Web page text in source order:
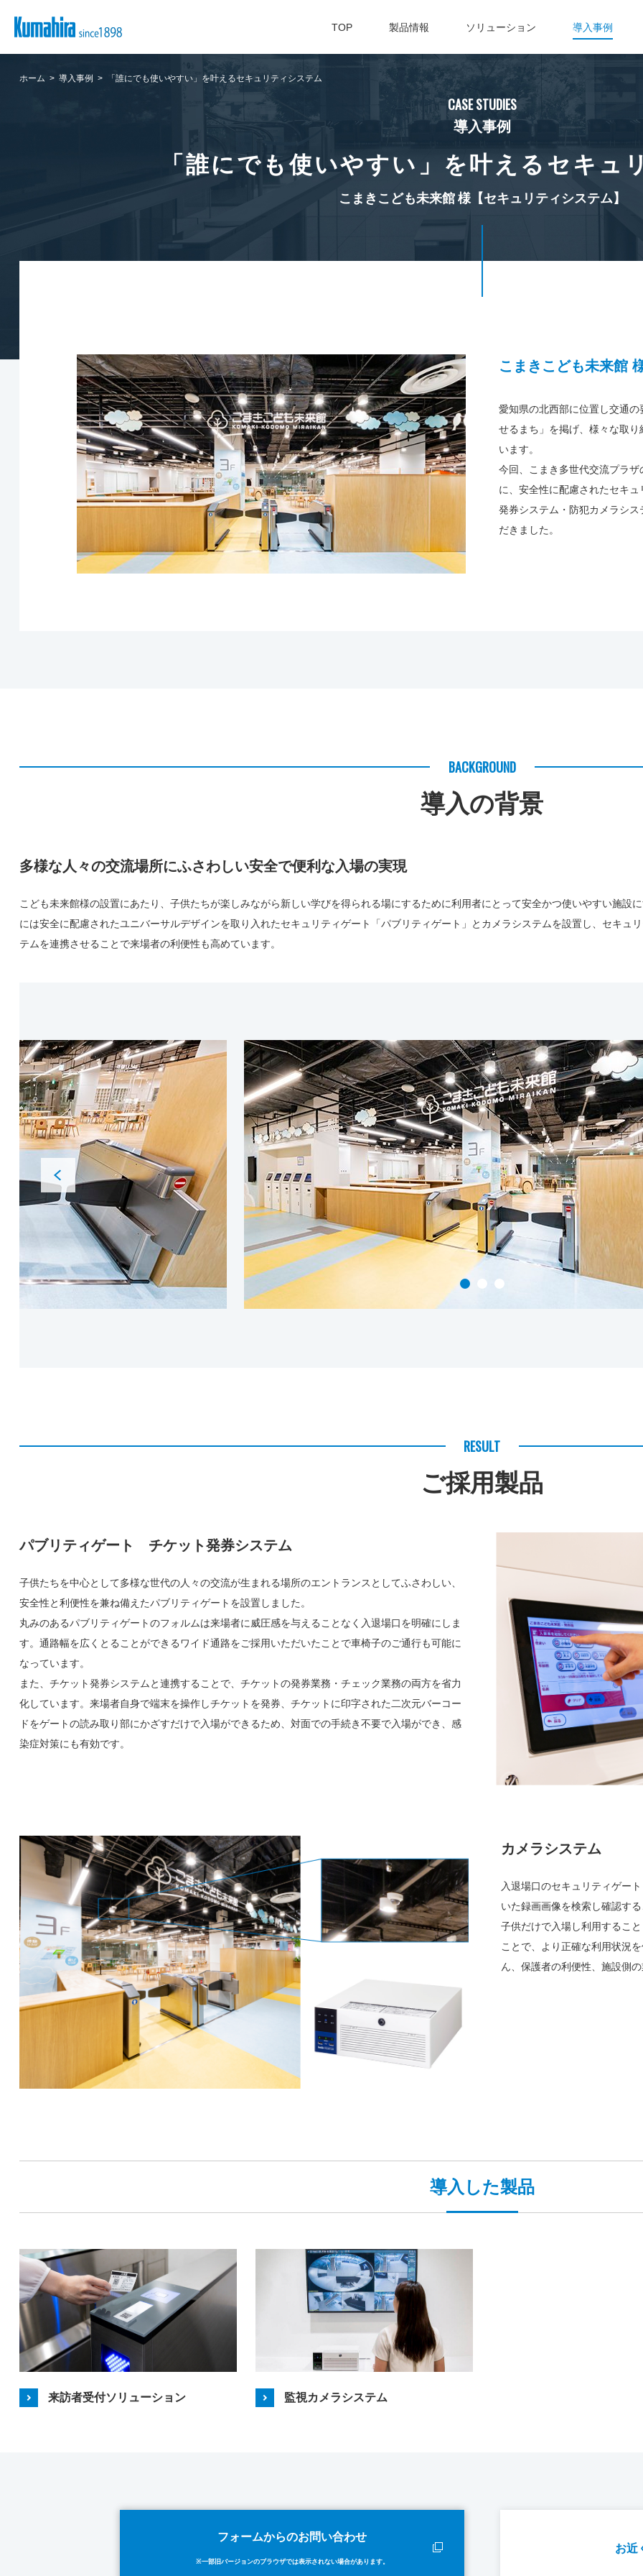
TOP 製品情報 ソリューション 導入事例
ホーム 導入事例 「誰にでも使いやすい」を叶えるセキュリティシステム
CASE STUDIES
導入事例
「誰にでも使いやすい」を叶えるセキュ
こまきこども未来館 様【セキュリティシステム】
こまきこども未来館
愛知県の北西部に位置し交通
せるまち」を掲げ、様々な取
います。
今回、こまき多世代交流プラ
に、安全性に配慮されたセキ
発券システム・防犯カメラシ
だきました。
BACKGROUND
導入の背景
多様な人々の交流場所にふさわしい安全で便利な入場の実現
こども未来館様の設置にあたり、子供たちが楽しみながら新しい学びを得られる場にするために利用者にとって安全かつ使いやすい施設
には安全に配慮されたユニバーサルデザインを取り入れたセキュリティゲート「パブリティゲート」とカメラシステムを設置し、セキュ
テムを連携させることで来場者の利便性も高めています。
Previous
1 2 3
RESULT
ご採用製品
パブリティゲート チケット発券システム
子供たちを中心として多様な世代の人々の交流が生まれる場所のエントランスとしてふさわしい、
安全性と利便性を兼ね備えたパブリティゲートを設置しました。
丸みのあるパブリティゲートのフォルムは来場者に威圧感を与えることなく入退場口を明確にしま
す。通路幅を広くとることができるワイド通路をご採用いただいたことで車椅子のご通行も可能に
なっています。
また、チケット発券システムと連携することで、チケットの発券業務・チェック業務の両方を省力
化しています。来場者自身で端末を操作しチケットを発券、チケットに印字された二次元バーコー
ドをゲートの読み取り部にかざすだけで入場ができるため、対面での手続き不要で入場ができ、感
染症対策にも有効です。
カメラシステム
入退場口のセキュリティゲー
いた録画画像を検索し確認す
子供だけで入場し利用するこ
ことで、より正確な利用状況
ん、保護者の利便性、施設側
導入した製品
来訪者受付ソリューション 監視カメラシステム
フォームからのお問い合わせ
※一部旧バージョンのブラウザでは表示されない場合があります。
お近